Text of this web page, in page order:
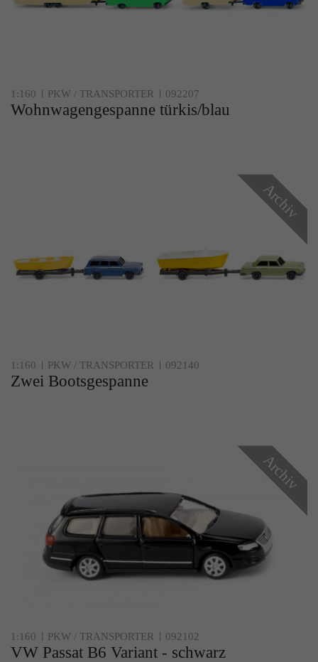
1:160 PKW / TRANSPORTER 092207
Wohnwagengespanne türkis/blau
Archiv
1:160 PKW / TRANSPORTER 092140
Zwei Bootsgespanne
Archiv
1:160 PKW / TRANSPORTER 092102
VW Passat B6 Variant - schwarz